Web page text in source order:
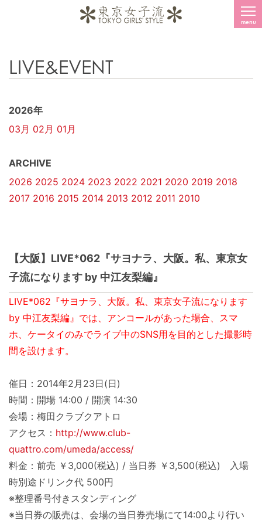
menu
LIVE&EVENT
2026年
03月 02月 01月
ARCHIVE
2026 2025 2024 2023 2022 2021 2020 2019 2018
2017 2016 2015 2014 2013 2012 2011 2010
【大阪】LIVE*062『サヨナラ、大阪。私、東京女
子流になります by 中江友梨編』
LIVE*062『サヨナラ、大阪。私、東京女子流になります
by 中江友梨編』では、アンコールがあった場合、スマ
ホ、ケータイのみでライブ中のSNS用を目的とした撮影時
間を設けます。
催日：2014年2月23日(日)
時間：開場 14:00 / 開演 14:30
会場：梅田クラブクアトロ
アクセス： http://www.club-
quattro.com/umeda/access/
料金：前売 ￥3,000(税込) / 当日券 ￥3,500(税込) 入場
時別途ドリンク代 500円
※整理番号付きスタンディング
※当日券の販売は、会場の当日券売場にて14:00より行い